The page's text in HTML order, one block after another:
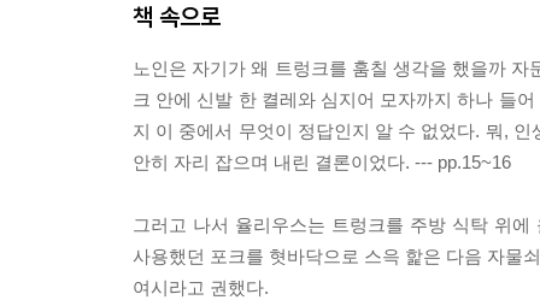
책 속으로
노인은 자기가 왜 트렁크를 훔칠 생각을 했을까
크 안에 신발 한 켤레와 심지어 모자까지 하나 들
지 이 중에서 무엇이 정답인지 알 수 없었다. 뭐,
안히 자리 잡으며 내린 결론이었다. --- pp.15~16
그러고 나서 율리우스는 트렁크를 주방 식탁 위
사용했던 포크를 혓바닥으로 스윽 핥은 다음 자물
여시라고 권했다.